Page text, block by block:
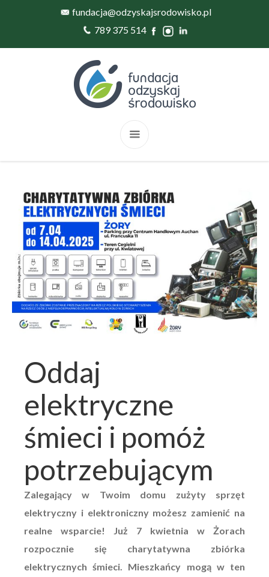
fundacja@odzyskajsrodowisko.pl
789 375 514
Oddaj
elektryczne
śmieci i pomóż
potrzebującym
Zalegający w Twoim domu zużyty sprzęt
elektryczny i elektroniczny możesz zamienić na
realne wsparcie! Już 7 kwietnia w Żorach
rozpocznie się charytatywna zbiórka
elektrycznych śmieci. Mieszkańcy mogą w ten